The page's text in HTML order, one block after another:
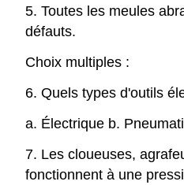
5. Toutes les meules
défauts.
Choix multiples :
6. Quels types d'outils
a. Électrique b.
7. Les cloueuses,
fonctionnent à une